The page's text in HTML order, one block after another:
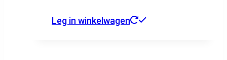
Leg in winkelwagen